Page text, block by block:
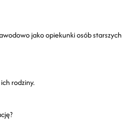
jako opiekunki osób starszych
rodziny.